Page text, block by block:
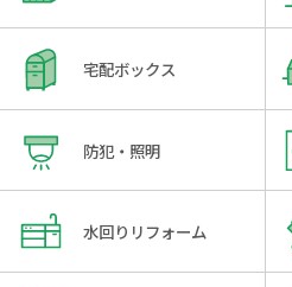
宅配ボックス
防犯・照明
水回りリフォーム